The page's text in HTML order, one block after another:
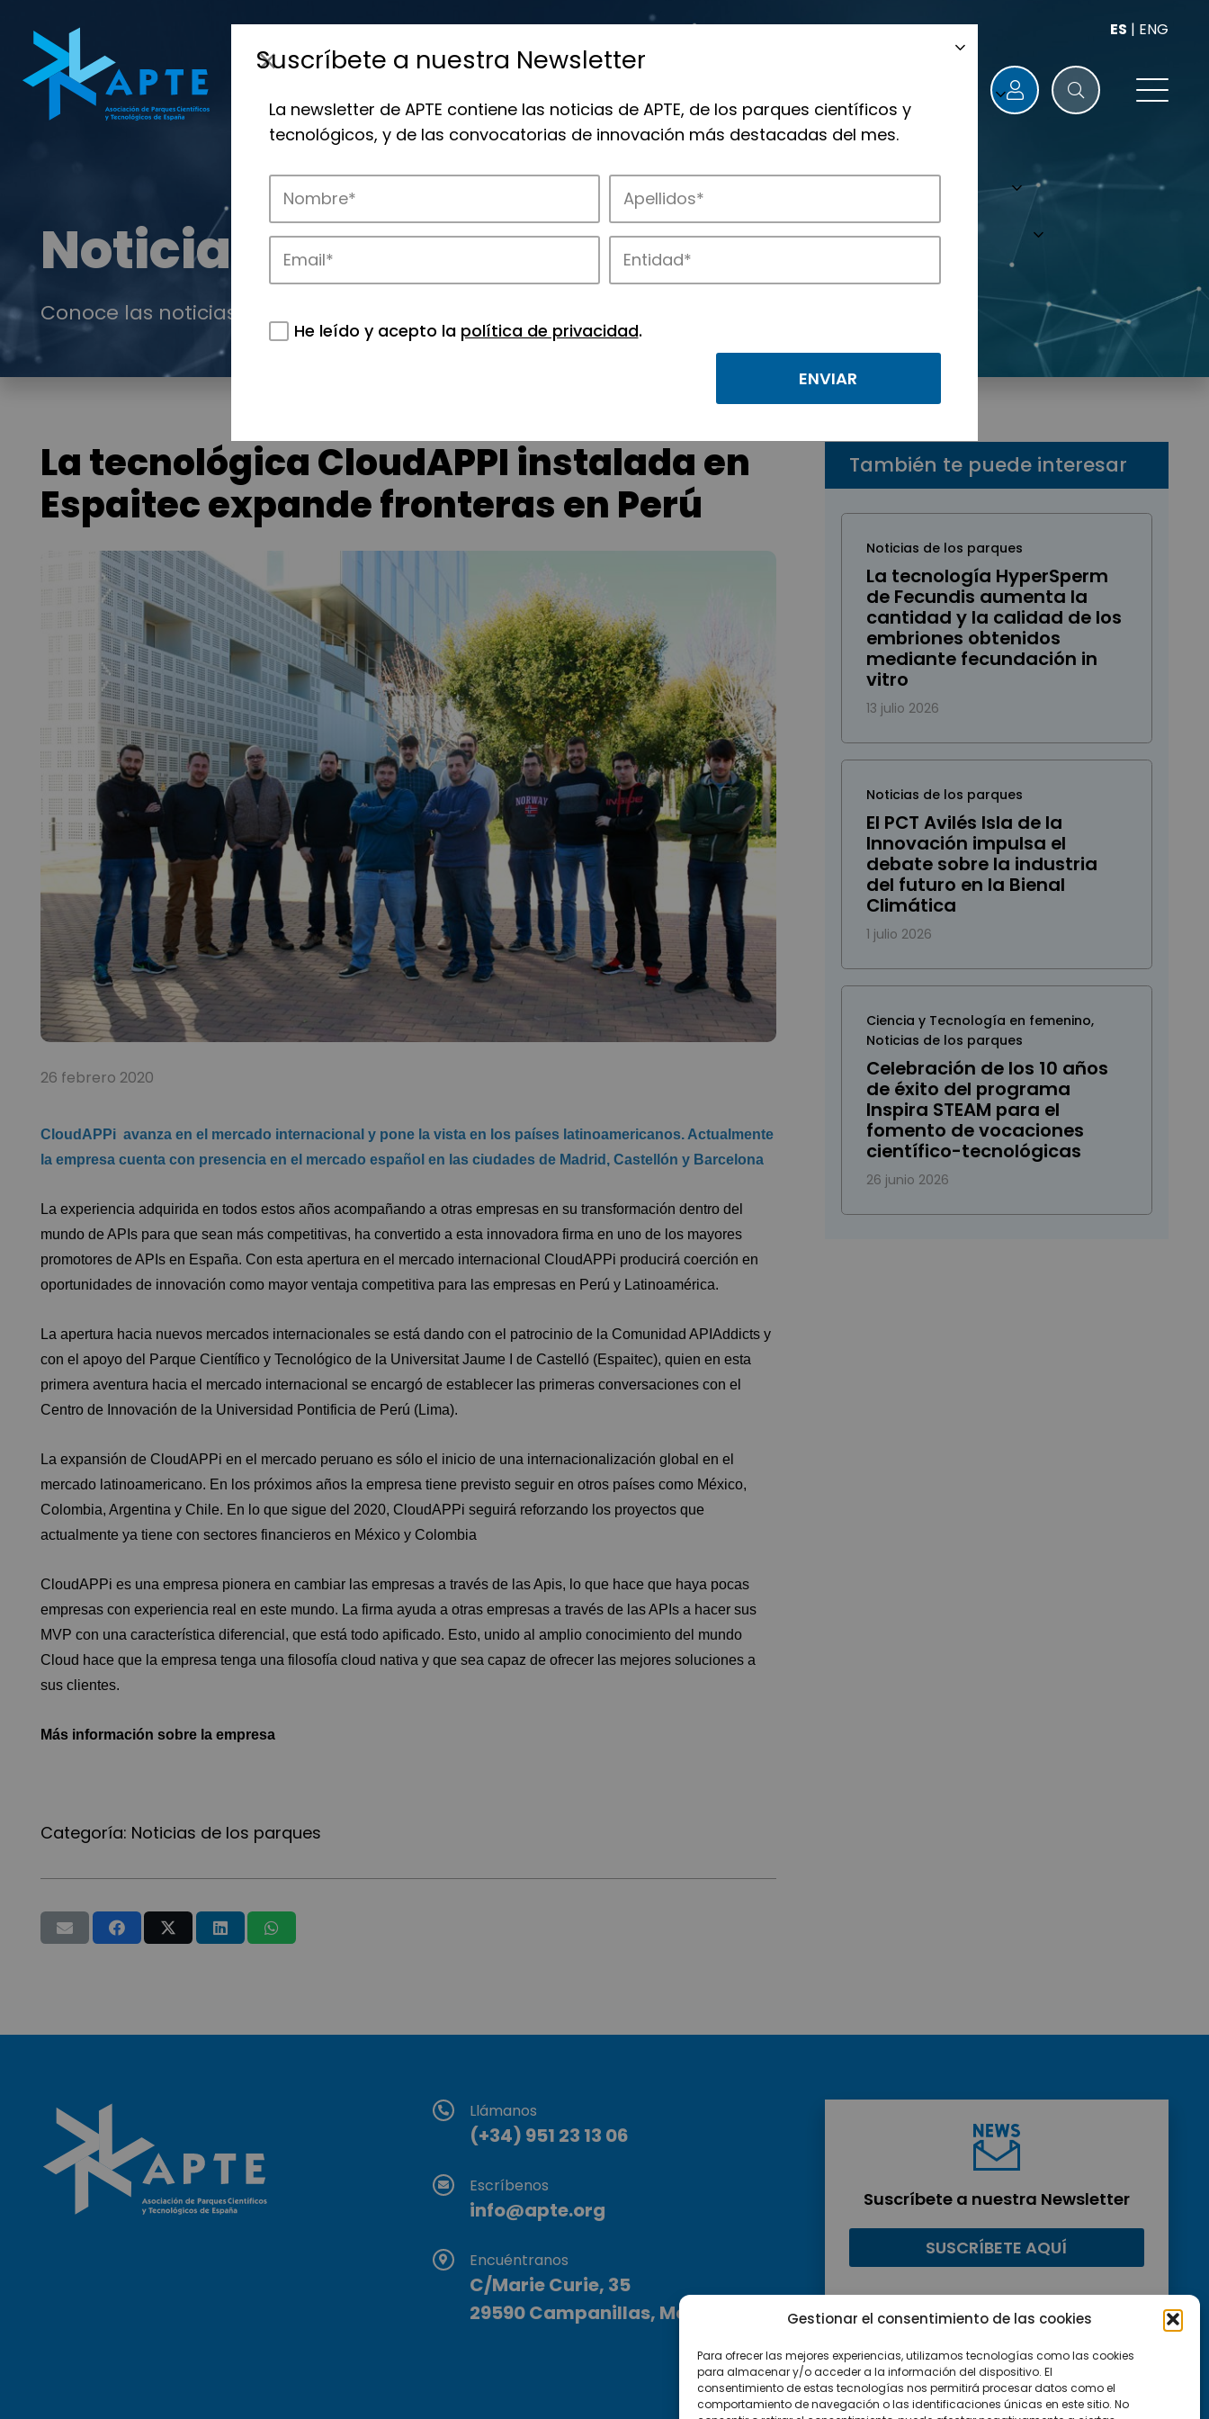
Gestionar el consentimiento de las cookies
Para ofrecer las mejores experiencias, utilizamos tecnologías como las cookies
para almacenar y/o acceder a la información del dispositivo. El
consentimiento de estas tecnologías nos permitirá procesar datos como el
comportamiento de navegación o las identificaciones únicas en este sitio. No
ES | ENG
Noticias
Conoce las noticias más destacadas de APTE y sus parques científicos y tecnológicos.
La tecnológica CloudAPPI instalada en
Espaitec expande fronteras en Perú
26 febrero 2020
CloudAPPi avanza en el mercado internacional y pone la vista en los países latinoamericanos. Actualmente
la empresa cuenta con presencia en el mercado español en las ciudades de Madrid, Castellón y Barcelona
La experiencia adquirida en todos estos años acompañando a otras empresas en su transformación dentro del
mundo de APIs para que sean más competitivas, ha convertido a esta innovadora firma en uno de los mayores
promotores de APIs en España. Con esta apertura en el mercado internacional CloudAPPi producirá coerción en
oportunidades de innovación como mayor ventaja competitiva para las empresas en Perú y Latinoamérica.
La apertura hacia nuevos mercados internacionales se está dando con el patrocinio de la Comunidad APIAddicts y
con el apoyo del Parque Científico y Tecnológico de la Universitat Jaume I de Castelló (Espaitec), quien en esta
primera aventura hacia el mercado internacional se encargó de establecer las primeras conversaciones con el
Centro de Innovación de la Universidad Pontificia de Perú (Lima).
La expansión de CloudAPPi en el mercado peruano es sólo el inicio de una internacionalización global en el
mercado latinoamericano. En los próximos años la empresa tiene previsto seguir en otros países como México,
Colombia, Argentina y Chile. En lo que sigue del 2020, CloudAPPi seguirá reforzando los proyectos que
actualmente ya tiene con sectores financieros en México y Colombia
CloudAPPi es una empresa pionera en cambiar las empresas a través de las Apis, lo que hace que haya pocas
empresas con experiencia real en este mundo. La firma ayuda a otras empresas a través de las APIs a hacer sus
MVP con una característica diferencial, que está todo apificado. Esto, unido al amplio conocimiento del mundo
Cloud hace que la empresa tenga una filosofía cloud nativa y que sea capaz de ofrecer las mejores soluciones a
sus clientes.
Más información sobre la empresa
Categoría: Noticias de los parques
También te puede interesar
Noticias de los parques
La tecnología HyperSperm
de Fecundis aumenta la
cantidad y la calidad de los
embriones obtenidos
mediante fecundación in
vitro
13 julio 2026
Noticias de los parques
El PCT Avilés Isla de la
Innovación impulsa el
debate sobre la industria
del futuro en la Bienal
Climática
1 julio 2026
Ciencia y Tecnología en femenino,
Noticias de los parques
Celebración de los 10 años
de éxito del programa
Inspira STEAM para el
fomento de vocaciones
científico-tecnológicas
26 junio 2026
Llámanos
(+34) 951 23 13 06
Escríbenos
info@apte.org
Encuéntranos
C/Marie Curie, 35
29590 Campanillas, Málaga
Suscríbete a nuestra Newsletter
SUSCRÍBETE AQUÍ
Suscríbete a nuestra Newsletter
La newsletter de APTE contiene las noticias de APTE, de los parques científicos y
tecnológicos, y de las convocatorias de innovación más destacadas del mes.
He leído y acepto la política de privacidad.